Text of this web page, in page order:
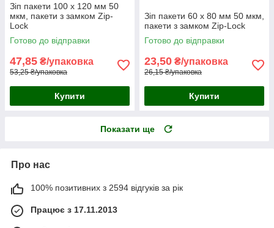
Зіп пакети 100 x 120 мм 50
мкм, пакети з замком Zip-
Lock
Готово до відправки
47,85 ₴/упаковка
53,25 ₴/упаковка
Купити
Зіп пакети 60 x 80 мм 50 мкм,
пакети з замком Zip-Lock
Готово до відправки
23,50 ₴/упаковка
26,15 ₴/упаковка
Купити
Показати ще
Про нас
100% позитивних з 2594 відгуків за рік
Працює з 17.11.2013